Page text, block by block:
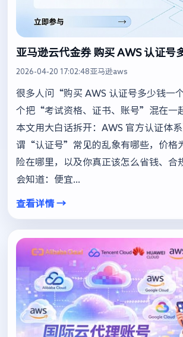
亚马逊云代金券 购买 AWS 认证号
2026-04-20 17:02:48亚马逊aws
很多人问“购买 AWS 认证号多少钱一
个把“考试资格、证书、账号”混在一
本文用大白话拆开：AWS 官方认证体
谓“认证号”常见的乱象有哪些，价格
险在哪里，以及你真正该怎么省钱、合
会知道：便宜...
查看详情 →